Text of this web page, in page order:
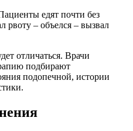
едят почти без
рвоту – объелся – вызвал
отличаться. Врачи
подбирают
подопечной, истории